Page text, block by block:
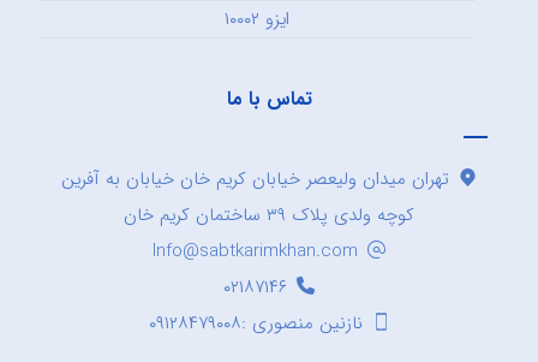
ایزو ۱۰۰۰۲
تماس با ما
تهران میدان ولیعصر خیابان کریم خان خیابان به آفرین
کوچه ولدی پلاک ۳۹ ساختمان کریم خان
Info@sabtkarimkhan.com
۰۲۱۸۷۱۴۶
نازنین منصوری :۰۹۱۲۸۴۷۹۰۰۸